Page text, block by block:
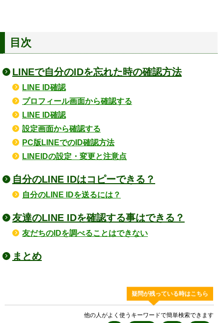
目次
LINEで自分のIDを忘れた時の確認方法
LINE ID確認
プロフィール画面から確認する
LINE ID確認
設定画面から確認する
PC版LINEでのID確認方法
LINEIDの設定・変更と注意点
自分のLINE IDはコピーできる？
自分のLINE IDを送るには？
友達のLINE IDを確認する事はできる？
友だちのIDを調べることはできない
まとめ
疑問が残っている時はこちら
他の人がよく使うキーワードで簡単検索できます